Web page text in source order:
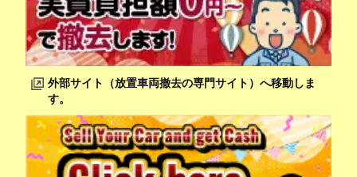
外部サイト（放置車両撤去の専門サイト）へ移動しま
す。